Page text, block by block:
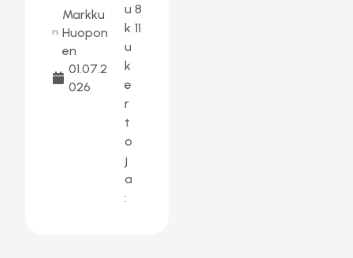
Markku
Huopon
en
01.07.2
026
u
k
u
k
e
r
t
o
j
a
:
8
11